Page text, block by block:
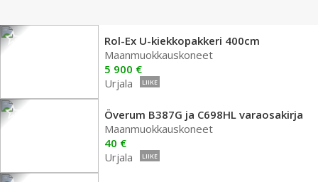
Rol-Ex U-kiekkopakkeri 400cm
Maanmuokkauskoneet
5 900 €
Urjala
LIIKE
Överum B387G ja C698HL varaosakirja
Maanmuokkauskoneet
40 €
Urjala
LIIKE